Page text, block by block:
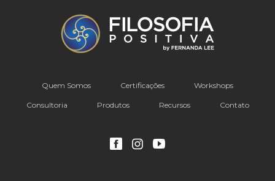
Quem Somos Certificações Workshops
Consultoria Produtos Recursos Contato